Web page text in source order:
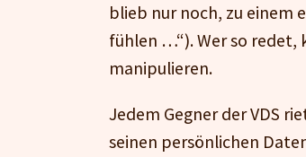
blieb nur noch, zu einem
fühlen …“). Wer so redet,
manipulieren.
Jedem Gegner der VDS
seinen persönlichen